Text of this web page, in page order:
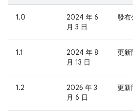
1.0
2024 年 6
月 3 日
發布
1.1
2024 年 8
月 13 日
更新
1.2
2026 年 3
月 6 日
更新